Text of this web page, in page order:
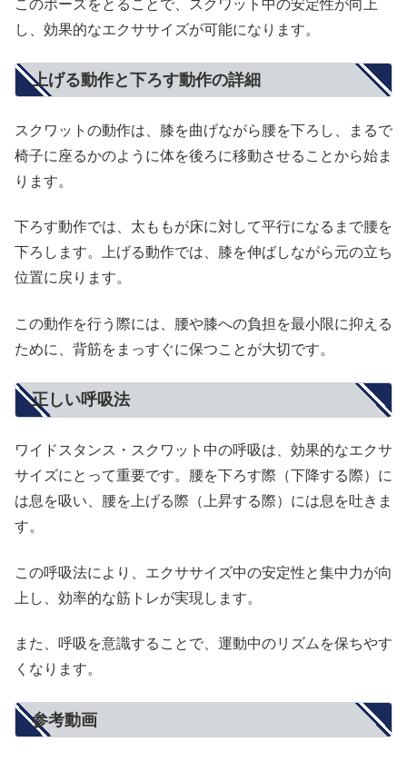
このポーズをとることで、スクワット中の安定性が向上
し、効果的なエクササイズが可能になります。
上げる動作と下ろす動作の詳細
スクワットの動作は、膝を曲げながら腰を下ろし、まるで
椅子に座るかのように体を後ろに移動させることから始ま
ります。
下ろす動作では、太ももが床に対して平行になるまで腰を
下ろします。上げる動作では、膝を伸ばしながら元の立ち
位置に戻ります。
この動作を行う際には、腰や膝への負担を最小限に抑える
ために、背筋をまっすぐに保つことが大切です。
正しい呼吸法
ワイドスタンス・スクワット中の呼吸は、効果的なエクサ
サイズにとって重要です。腰を下ろす際（下降する際）に
は息を吸い、腰を上げる際（上昇する際）には息を吐きま
す。
この呼吸法により、エクササイズ中の安定性と集中力が向
上し、効率的な筋トレが実現します。
また、呼吸を意識することで、運動中のリズムを保ちやす
くなります。
参考動画